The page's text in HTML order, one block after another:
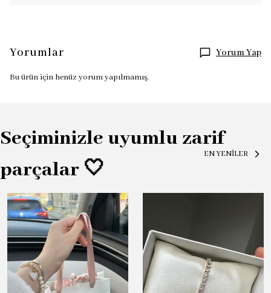
Yorumlar Yorum Yap
Bu ürün için henüz yorum yapılmamış.
Seçiminizle uyumlu zarif
parçalar 🤍
EN YENİLER